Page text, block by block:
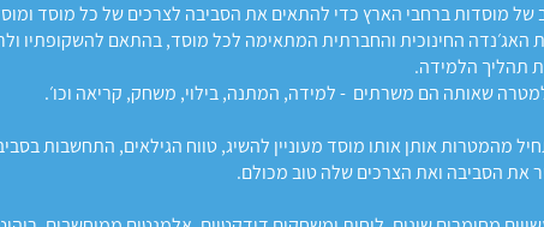
של מוסדות ברחבי הארץ כדי להתאים את הסביבה לצרכים של כל מוסד
האג׳נדה החינוכית והחברתית המתאימה לכל מוסד, בהתאם להשקופתיו
תהליך הלמידה.
שאותה הם משרתים - למידה, המתנה, בילוי, משחק, קריאה וכו׳.
מהמטרות אותן אותו מוסד מעוניין להשיג, טווח הגילאים, התחשבות
את הסביבה ואת הצרכים שלה טוב מכולם.